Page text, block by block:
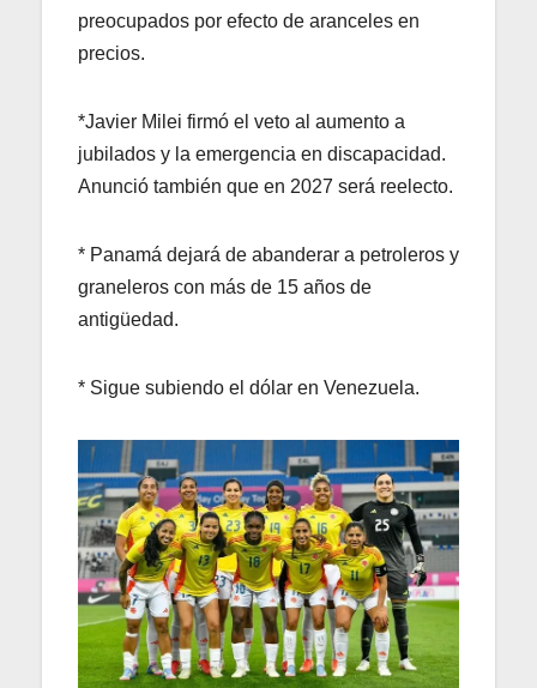
preocupados por efecto de aranceles en
precios.
*Javier Milei firmó el veto al aumento a
jubilados y la emergencia en discapacidad.
Anunció también que en 2027 será reelecto.
* Panamá dejará de abanderar a petroleros y
graneleros con más de 15 años de
antigüedad.
* Sigue subiendo el dólar en Venezuela.